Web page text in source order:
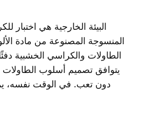
البيئة الخارجية هي اختبار
المنسوجة المصنوعة من مادة
الطاولات والكراسي الخشبية
يتوافق تصميم أسلوب
دون تعب. في الوقت نفسه،